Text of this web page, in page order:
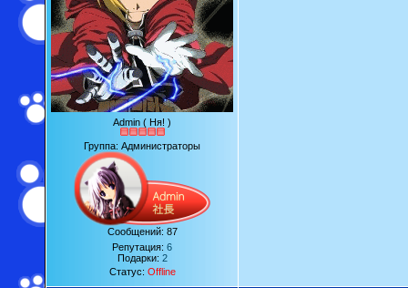
Admin ( Ня! )
Группа: Администраторы
Сообщений: 87
Репутация: 6
Подарки: 2
Статус: Offline